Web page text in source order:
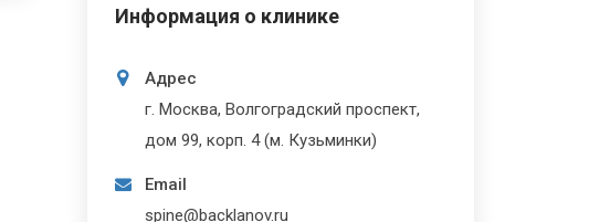
Информация о клинике
Адрес
г. Москва, Волгоградский проспект,
дом 99, корп. 4 (м. Кузьминки)
Email
spine@backlanov.ru